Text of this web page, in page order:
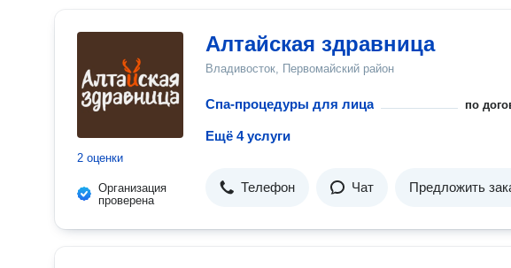
2 оценки
Организация
проверена
Алтайская здравница
Владивосток, Первомайский район
Спа-процедуры для лица по
Ещё 4 услуги
Телефон Чат Предложить